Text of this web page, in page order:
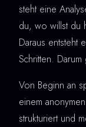
steht eine
du, wo willst du
Daraus entsteht
Schritten.
Von Beginn an
einem
strukturiert und